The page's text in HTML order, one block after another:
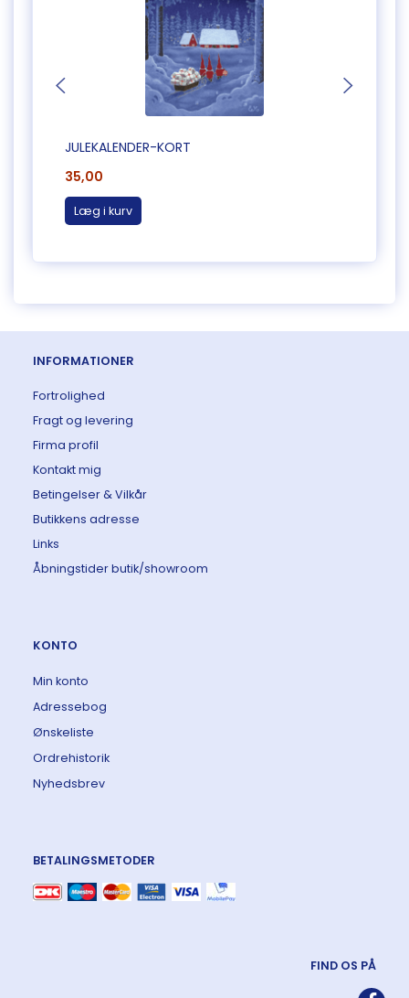
JULEKALENDER-KORT
35,00
Læg i kurv
INFORMATIONER
Fortrolighed
Fragt og levering
Firma profil
Kontakt mig
Betingelser & Vilkår
Butikkens adresse
Links
Åbningstider butik/showroom
KONTO
Min konto
Adressebog
Ønskeliste
Ordrehistorik
Nyhedsbrev
BETALINGSMETODER
FIND OS PÅ